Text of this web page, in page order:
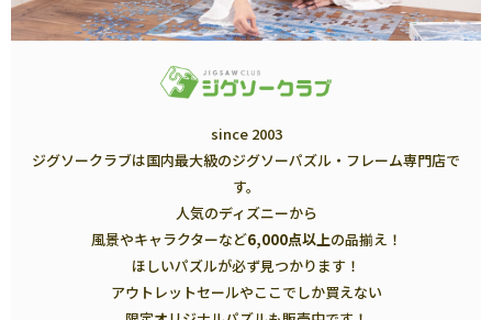
since 2003
ジグソークラブは国内最大級のジグソーパズル・フレーム専門店で
す。
人気のディズニーから
風景やキャラクターなど6,000点以上の品揃え！
ほしいパズルが必ず見つかります！
アウトレットセールやここでしか買えない